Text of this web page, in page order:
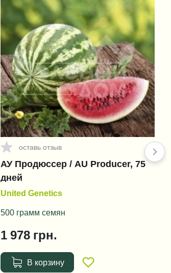
оставь отзыв
АУ Продюссер / AU Producer, 75
дней
United Genetics
500 грамм семян
1 978 грн.
В корзину